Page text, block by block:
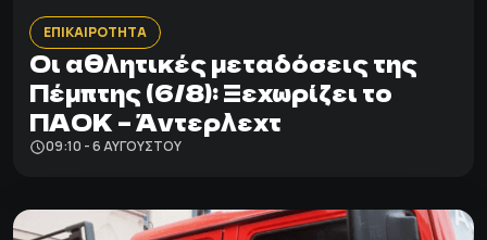
ΕΠΙΚΑΙΡΟΤΗΤΑ
Οι αθλητικές μεταδόσεις της
Πέμπτης (6/8): Ξεχωρίζει το
ΠΑΟΚ – Άντερλεχτ
09:10 - 6 ΑΥΓΟΎΣΤΟΥ